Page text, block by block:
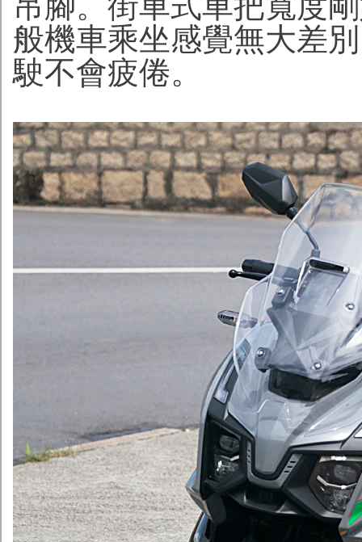
般機車乘坐感覺無大差
駛不會疲倦。